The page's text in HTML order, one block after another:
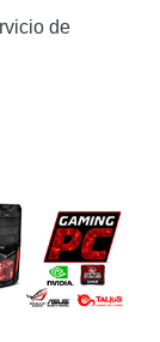
de